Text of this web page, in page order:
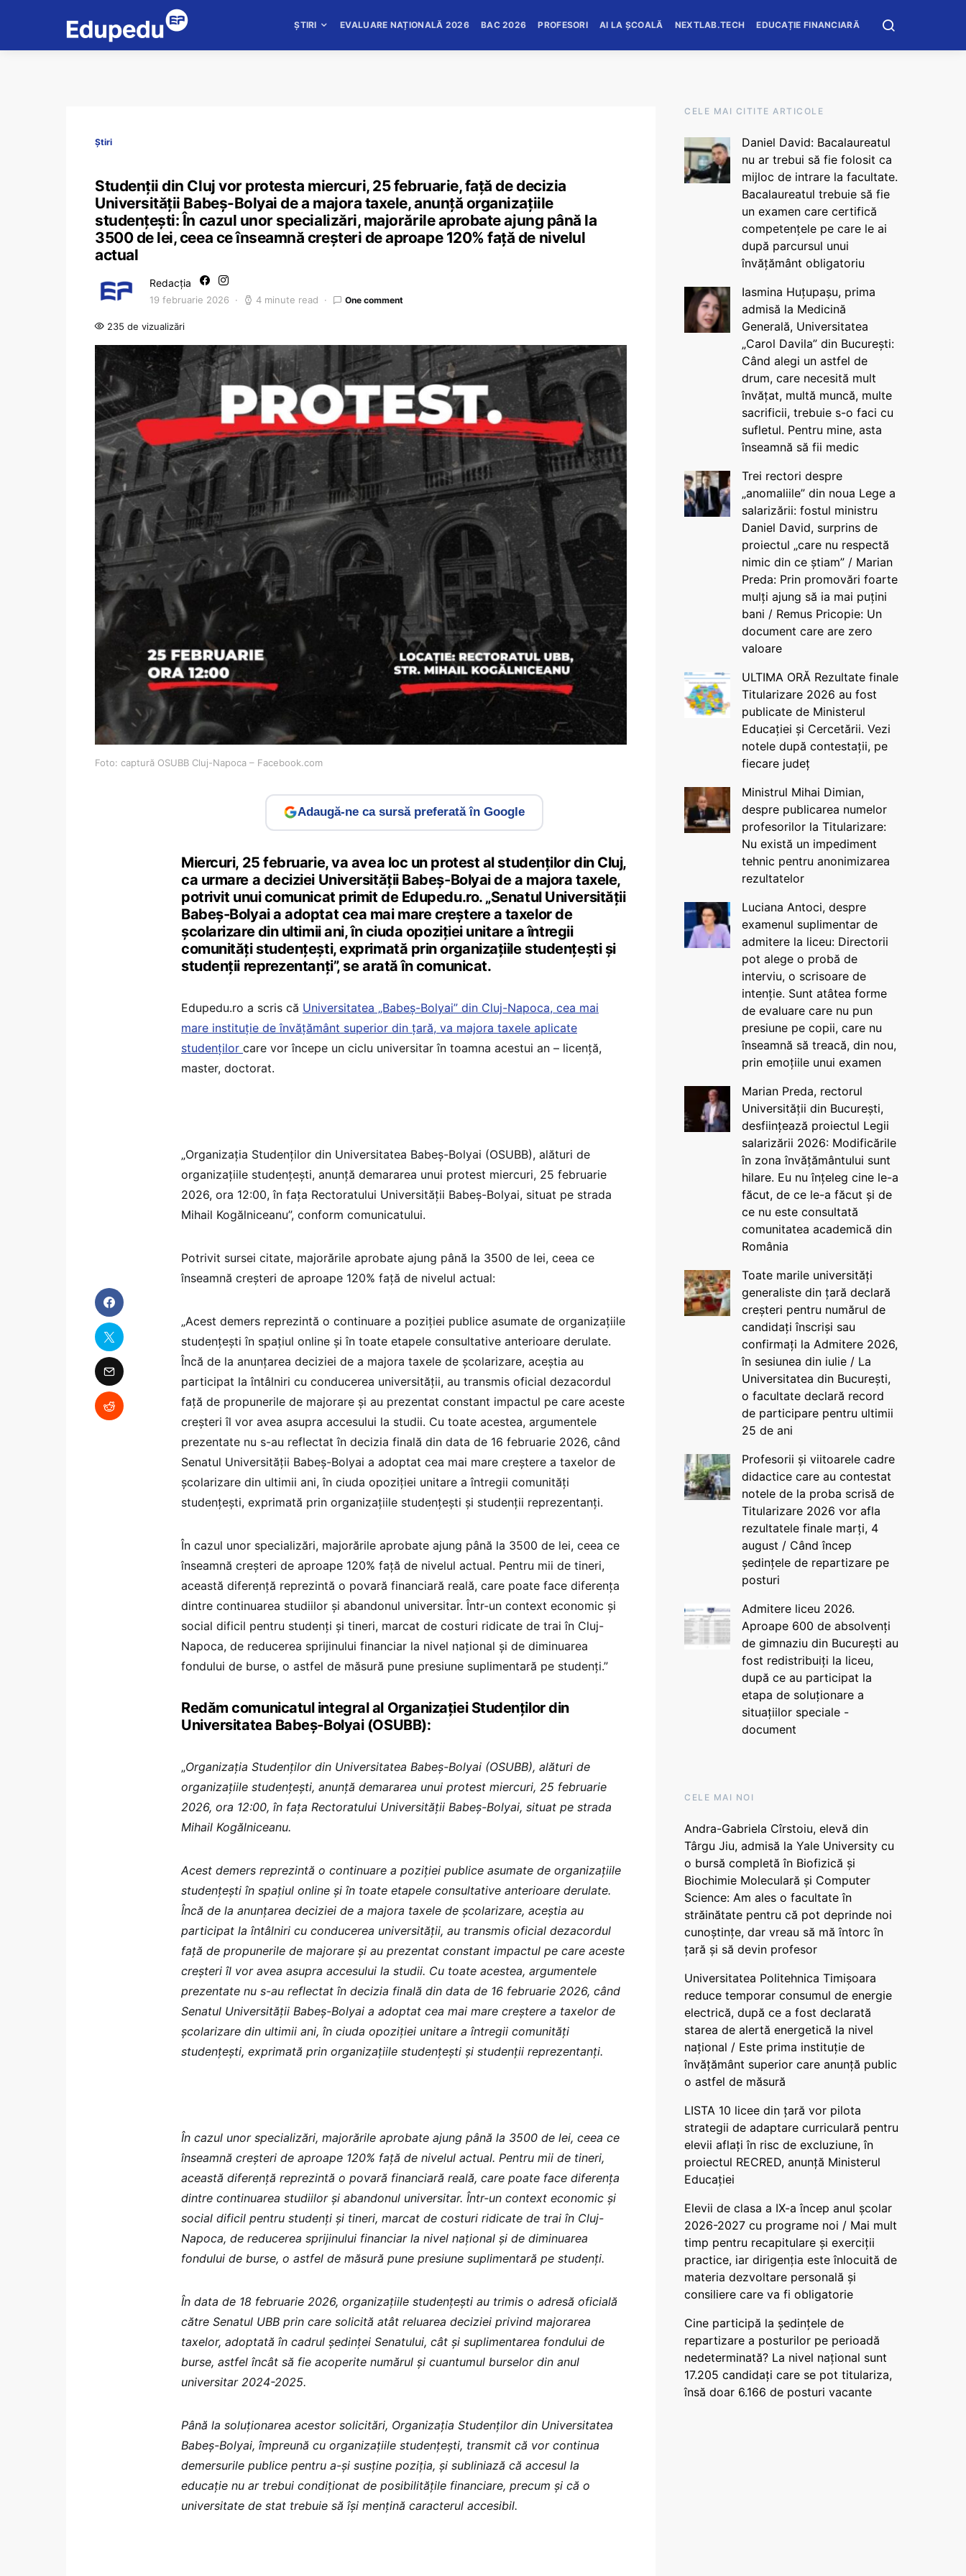
ȘTIRI EVALUARE NAȚIONALĂ 2026 BAC 2026 PROFESORI AI LA ȘCOALĂ NEXTLAB.TECH EDUCAȚIE FINANCIARĂ
Știri
Studenții din Cluj vor protesta miercuri, 25 februarie, față de decizia
Universității Babeș-Bolyai de a majora taxele, anunță organizațiile
studențești: În cazul unor specializări, majorările aprobate ajung până la
3500 de lei, ceea ce înseamnă creșteri de aproape 120% față de nivelul
actual
Redacția
19 februarie 2026 4 minute read One comment
235 de vizualizări
Foto: captură OSUBB Cluj-Napoca – Facebook.com
Adaugă-ne ca sursă preferată în Google
Miercuri, 25 februarie, va avea loc un protest al studenților din Cluj,
ca urmare a deciziei Universității Babeș-Bolyai de a majora taxele,
potrivit unui comunicat primit de Edupedu.ro. „Senatul Universității
Babeș-Bolyai a adoptat cea mai mare creștere a taxelor de
școlarizare din ultimii ani, în ciuda opoziției unitare a întregii
comunități studențești, exprimată prin organizațiile studențești și
studenții reprezentanți”, se arată în comunicat.
Edupedu.ro a scris că Universitatea „Babeș-Bolyai” din Cluj-Napoca, cea mai
mare instituție de învățământ superior din țară, va majora taxele aplicate
studenților care vor începe un ciclu universitar în toamna acestui an – licență,
master, doctorat.
„Organizația Studenților din Universitatea Babeș-Bolyai (OSUBB), alături de
organizațiile studențești, anunță demararea unui protest miercuri, 25 februarie
2026, ora 12:00, în fața Rectoratului Universității Babeș-Bolyai, situat pe strada
Mihail Kogălniceanu”, conform comunicatului.
Potrivit sursei citate, majorările aprobate ajung până la 3500 de lei, ceea ce
înseamnă creșteri de aproape 120% față de nivelul actual:
„Acest demers reprezintă o continuare a poziției publice asumate de organizațiile
studențești în spațiul online și în toate etapele consultative anterioare derulate.
Încă de la anunțarea deciziei de a majora taxele de școlarizare, aceștia au
participat la întâlniri cu conducerea universității, au transmis oficial dezacordul
față de propunerile de majorare și au prezentat constant impactul pe care aceste
creșteri îl vor avea asupra accesului la studii. Cu toate acestea, argumentele
prezentate nu s-au reflectat în decizia finală din data de 16 februarie 2026, când
Senatul Universității Babeș-Bolyai a adoptat cea mai mare creștere a taxelor de
școlarizare din ultimii ani, în ciuda opoziției unitare a întregii comunități
studențești, exprimată prin organizațiile studențești și studenții reprezentanți.
În cazul unor specializări, majorările aprobate ajung până la 3500 de lei, ceea ce
înseamnă creșteri de aproape 120% față de nivelul actual. Pentru mii de tineri,
această diferență reprezintă o povară financiară reală, care poate face diferența
dintre continuarea studiilor și abandonul universitar. Într-un context economic și
social dificil pentru studenți și tineri, marcat de costuri ridicate de trai în Cluj-
Napoca, de reducerea sprijinului financiar la nivel național și de diminuarea
fondului de burse, o astfel de măsură pune presiune suplimentară pe studenți.”
Redăm comunicatul integral al Organizației Studenților din
Universitatea Babeș-Bolyai (OSUBB):
„Organizația Studenților din Universitatea Babeș-Bolyai (OSUBB), alături de
organizațiile studențești, anunță demararea unui protest miercuri, 25 februarie
2026, ora 12:00, în fața Rectoratului Universității Babeș-Bolyai, situat pe strada
Mihail Kogălniceanu.
Acest demers reprezintă o continuare a poziției publice asumate de organizațiile
studențești în spațiul online și în toate etapele consultative anterioare derulate.
Încă de la anunțarea deciziei de a majora taxele de școlarizare, aceștia au
participat la întâlniri cu conducerea universității, au transmis oficial dezacordul
față de propunerile de majorare și au prezentat constant impactul pe care aceste
creșteri îl vor avea asupra accesului la studii. Cu toate acestea, argumentele
prezentate nu s-au reflectat în decizia finală din data de 16 februarie 2026, când
Senatul Universității Babeș-Bolyai a adoptat cea mai mare creștere a taxelor de
școlarizare din ultimii ani, în ciuda opoziției unitare a întregii comunități
studențești, exprimată prin organizațiile studențești și studenții reprezentanți.
În cazul unor specializări, majorările aprobate ajung până la 3500 de lei, ceea ce
înseamnă creșteri de aproape 120% față de nivelul actual. Pentru mii de tineri,
această diferență reprezintă o povară financiară reală, care poate face diferența
dintre continuarea studiilor și abandonul universitar. Într-un context economic și
social dificil pentru studenți și tineri, marcat de costuri ridicate de trai în Cluj-
Napoca, de reducerea sprijinului financiar la nivel național și de diminuarea
fondului de burse, o astfel de măsură pune presiune suplimentară pe studenți.
În data de 18 februarie 2026, organizațiile studențești au trimis o adresă oficială
către Senatul UBB prin care solicită atât reluarea deciziei privind majorarea
taxelor, adoptată în cadrul ședinței Senatului, cât și suplimentarea fondului de
burse, astfel încât să fie acoperite numărul și cuantumul burselor din anul
universitar 2024-2025.
Până la soluționarea acestor solicitări, Organizația Studenților din Universitatea
Babeș-Bolyai, împreună cu organizațiile studențești, transmit că vor continua
demersurile publice pentru a-și susține poziția, și subliniază că accesul la
educație nu ar trebui condiționat de posibilitățile financiare, precum și că o
universitate de stat trebuie să își mențină caracterul accesibil.
CELE MAI CITITE ARTICOLE
Daniel David: Bacalaureatul
nu ar trebui să fie folosit ca
mijloc de intrare la facultate.
Bacalaureatul trebuie să fie
un examen care certifică
competențele pe care le ai
după parcursul unui
învățământ obligatoriu
Iasmina Huțupașu, prima
admisă la Medicină
Generală, Universitatea
„Carol Davila” din București:
Când alegi un astfel de
drum, care necesită mult
învățat, multă muncă, multe
sacrificii, trebuie s-o faci cu
sufletul. Pentru mine, asta
înseamnă să fii medic
Trei rectori despre
„anomaliile” din noua Lege a
salarizării: fostul ministru
Daniel David, surprins de
proiectul „care nu respectă
nimic din ce știam” / Marian
Preda: Prin promovări foarte
mulți ajung să ia mai puțini
bani / Remus Pricopie: Un
document care are zero
valoare
ULTIMA ORĂ Rezultate finale
Titularizare 2026 au fost
publicate de Ministerul
Educației și Cercetării. Vezi
notele după contestații, pe
fiecare județ
Ministrul Mihai Dimian,
despre publicarea numelor
profesorilor la Titularizare:
Nu există un impediment
tehnic pentru anonimizarea
rezultatelor
Luciana Antoci, despre
examenul suplimentar de
admitere la liceu: Directorii
pot alege o probă de
interviu, o scrisoare de
intenție. Sunt atâtea forme
de evaluare care nu pun
presiune pe copii, care nu
înseamnă să treacă, din nou,
prin emoțiile unui examen
Marian Preda, rectorul
Universității din București,
desființează proiectul Legii
salarizării 2026: Modificările
în zona învățământului sunt
hilare. Eu nu înțeleg cine le-a
făcut, de ce le-a făcut și de
ce nu este consultată
comunitatea academică din
România
Toate marile universități
generaliste din țară declară
creșteri pentru numărul de
candidați înscriși sau
confirmați la Admitere 2026,
în sesiunea din iulie / La
Universitatea din București,
o facultate declară record
de participare pentru ultimii
25 de ani
Profesorii și viitoarele cadre
didactice care au contestat
notele de la proba scrisă de
Titularizare 2026 vor afla
rezultatele finale marți, 4
august / Când încep
ședințele de repartizare pe
posturi
Admitere liceu 2026.
Aproape 600 de absolvenți
de gimnaziu din București au
fost redistribuiți la liceu,
după ce au participat la
etapa de soluționare a
situațiilor speciale -
document
CELE MAI NOI
Andra-Gabriela Cîrstoiu, elevă din
Târgu Jiu, admisă la Yale University cu
o bursă completă în Biofizică și
Biochimie Moleculară și Computer
Science: Am ales o facultate în
străinătate pentru că pot deprinde noi
cunoștințe, dar vreau să mă întorc în
țară și să devin profesor
Universitatea Politehnica Timișoara
reduce temporar consumul de energie
electrică, după ce a fost declarată
starea de alertă energetică la nivel
național / Este prima instituție de
învățământ superior care anunță public
o astfel de măsură
LISTA 10 licee din țară vor pilota
strategii de adaptare curriculară pentru
elevii aflați în risc de excluziune, în
proiectul RECRED, anunță Ministerul
Educației
Elevii de clasa a IX-a încep anul școlar
2026-2027 cu programe noi / Mai mult
timp pentru recapitulare și exerciții
practice, iar dirigenția este înlocuită de
materia dezvoltare personală și
consiliere care va fi obligatorie
Cine participă la ședințele de
repartizare a posturilor pe perioadă
nedeterminată? La nivel național sunt
17.205 candidați care se pot titulariza,
însă doar 6.166 de posturi vacante